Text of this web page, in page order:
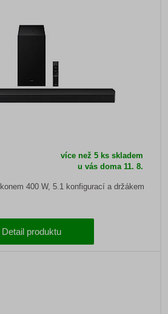
více než 5 ks skladem
u vás doma 11. 8.
400 W, 5.1 konfigurací a držákem
Detail produktu